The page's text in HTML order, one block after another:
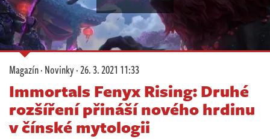
Databáze
Komunita
Redakce
Živě
Magazín·Novinky·26. 3. 2021 11:33
Immortals Fenyx Rising: Druhé
rozšíření přináší nového hrdinu
v čínské mytologii